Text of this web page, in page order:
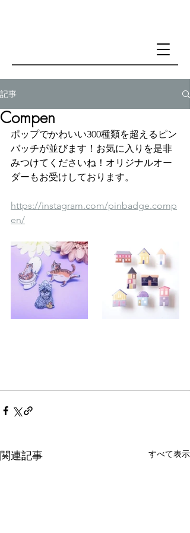
記事
Compen
ポップでかわいい300種類を超えるピン
バッチが並びます！お気に入りを是非
みつけてくださいね！オリジナルオー
ダーもお受けしております。
https://instagram.com/pinbadge.comp
en/
関連記事 すべて表示